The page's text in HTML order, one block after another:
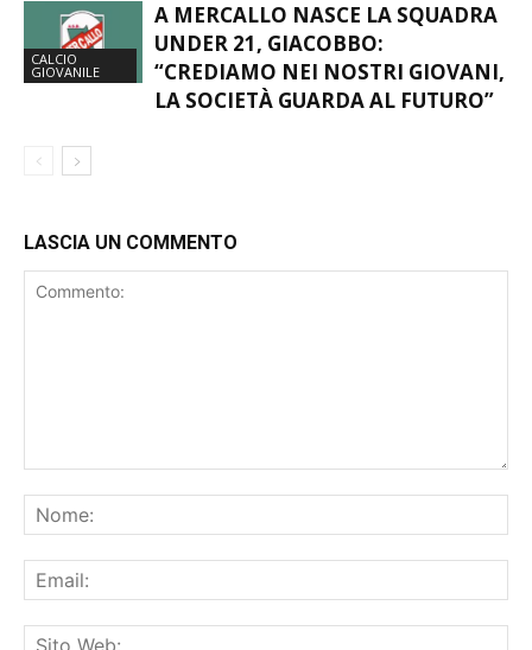
CALCIO
GIOVANILE
A MERCALLO NASCE LA SQUADRA
UNDER 21, GIACOBBO:
“CREDIAMO NEI NOSTRI GIOVANI,
LA SOCIETÀ GUARDA AL FUTURO”
LASCIA UN COMMENTO